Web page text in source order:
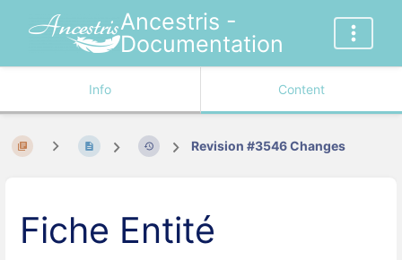
Ancestris -
Documentation
Info Content
Revision #3546 Changes
Fiche Entité